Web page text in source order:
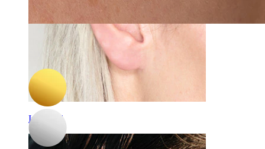
Industrial
Bodymod Trend
Scharnierende ring met kettinkje
11,82 € 13,90 €